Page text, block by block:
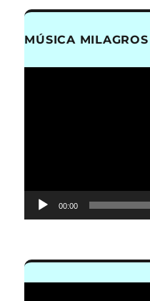
MÚSICA MILAGROS
00:00